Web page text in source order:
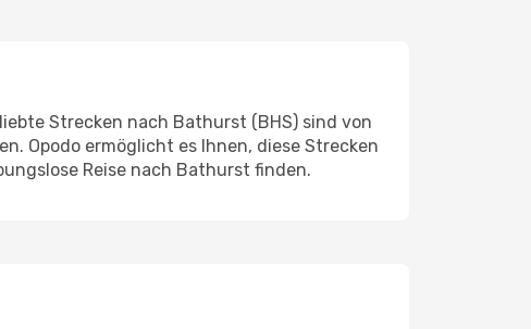
Strecken nach Bathurst (BHS) sind von
Opodo ermöglicht es Ihnen, diese Strecken
Reise nach Bathurst finden.